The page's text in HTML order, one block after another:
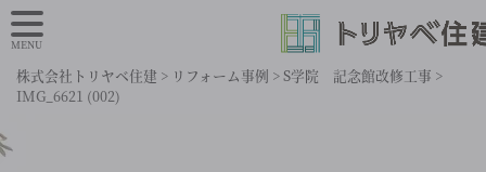
株式会社トリヤベ住建 > リフォーム事例 >S学院 記念館改修工事 >
IMG_6621 (002)
MENU